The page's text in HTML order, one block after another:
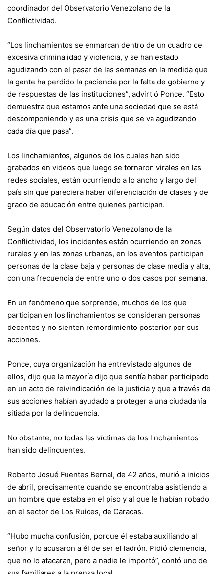
coordinador del Observatorio Venezolano de la
Conflictividad.
“Los linchamientos se enmarcan dentro de un cuadro de
excesiva criminalidad y violencia, y se han estado
agudizando con el pasar de las semanas en la medida que
la gente ha perdido la paciencia por la falta de gobierno y
de respuestas de las instituciones”, advirtió Ponce. “Esto
demuestra que estamos ante una sociedad que se está
descomponiendo y es una crisis que se va agudizando
cada día que pasa”.
Los linchamientos, algunos de los cuales han sido
grabados en videos que luego se tornaron virales en las
redes sociales, están ocurriendo a lo ancho y largo del
país sin que pareciera haber diferenciación de clases y de
grado de educación entre quienes participan.
Según datos del Observatorio Venezolano de la
Conflictividad, los incidentes están ocurriendo en zonas
rurales y en las zonas urbanas, en los eventos participan
personas de la clase baja y personas de clase media y alta,
con una frecuencia de entre uno o dos casos por semana.
En un fenómeno que sorprende, muchos de los que
participan en los linchamientos se consideran personas
decentes y no sienten remordimiento posterior por sus
acciones.
Ponce, cuya organización ha entrevistado algunos de
ellos, dijo que la mayoría dijo que sentía haber participado
en un acto de reivindicación de la justicia y que a través de
sus acciones habían ayudado a proteger a una ciudadanía
sitiada por la delincuencia.
No obstante, no todas las víctimas de los linchamientos
han sido delincuentes.
Roberto Josué Fuentes Bernal, de 42 años, murió a inicios
de abril, precisamente cuando se encontraba asistiendo a
un hombre que estaba en el piso y al que le habían robado
en el sector de Los Ruices, de Caracas.
“Hubo mucha confusión, porque él estaba auxiliando al
señor y lo acusaron a él de ser el ladrón. Pidió clemencia,
que no lo atacaran, pero a nadie le importó”, contó uno de